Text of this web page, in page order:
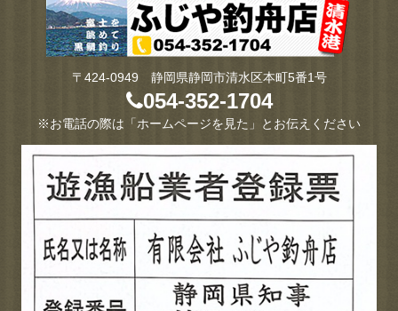
〒424-0949 静岡県静岡市清水区本町5番1号
054-352-1704
※お電話の際は「ホームページを見た」とお伝えください